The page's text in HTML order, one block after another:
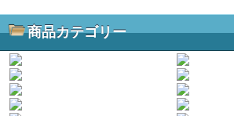
商品カテゴリー